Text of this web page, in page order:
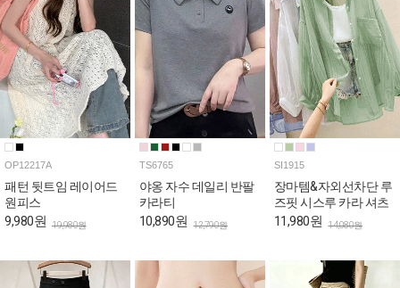
OP12217A
패턴 뒷트임 레이어드
원피스
9,980원 19,980원
TS6765
야옹 자수 데일리 반팔
카라티
10,890원 12,790원
SI1915
장마템&자외선차단 루
즈핏 시스루 카라 셔츠
11,980원 14,080원